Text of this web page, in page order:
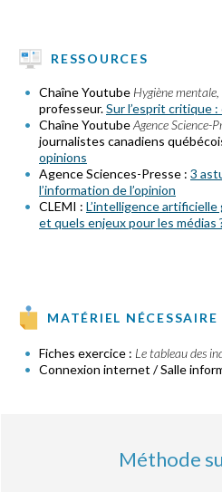
RESSOURCES
Chaîne Youtube Hygiène mentale,
professeur.Sur l’esprit critique :
Chaîne YoutubeAgence Science-
journalistes canadiens
opinions
Agence Sciences-Presse : 3
l’information de l’opinion
CLEMI : L’intelligence
et quels enjeux pour les médias
MATÉRIEL NÉCESSAIRE
Fiches exercice : Le tableau des
Connexion internet / Salle
Méthode